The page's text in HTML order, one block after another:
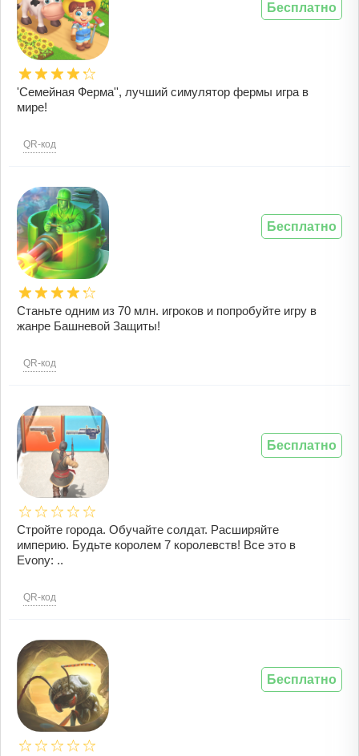
'Семейная Ферма'', лучший симулятор фермы игра в
мире!
QR-код
Бесплатно
Станьте одним из 70 млн. игроков и попробуйте игру в
жанре Башневой Защиты!
QR-код
Бесплатно
Стройте города. Обучайте солдат. Расширяйте
империю. Будьте королем 7 королевств! Все это в
Evony: ..
QR-код
Бесплатно
Бесплатно